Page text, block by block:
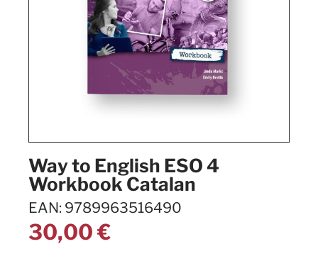
Way to English ESO 4
Workbook Catalan
EAN: 9789963516490
30,00€